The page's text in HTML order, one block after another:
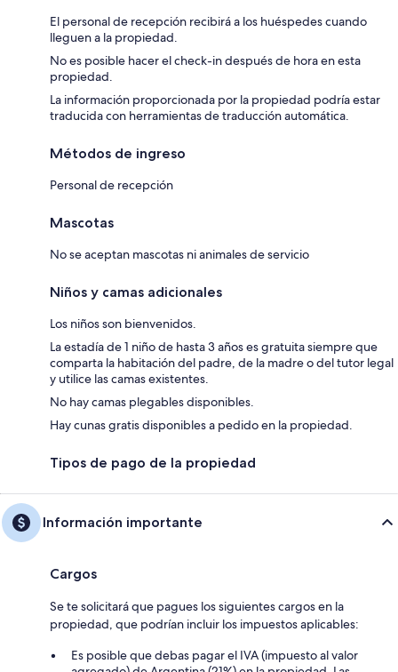
El personal de recepción recibirá a los huéspedes cuando
lleguen a la propiedad.
No es posible hacer el check-in después de hora en esta
propiedad.
La información proporcionada por la propiedad podría estar
traducida con herramientas de traducción automática.
Métodos de ingreso
Personal de recepción
Mascotas
No se aceptan mascotas ni animales de servicio
Niños y camas adicionales
Los niños son bienvenidos.
La estadía de 1 niño de hasta 3 años es gratuita siempre que
comparta la habitación del padre, de la madre o del tutor legal
y utilice las camas existentes.
No hay camas plegables disponibles.
Hay cunas gratis disponibles a pedido en la propiedad.
Tipos de pago de la propiedad
Información importante
Cargos
Se te solicitará que pagues los siguientes cargos en la
propiedad, que podrían incluir los impuestos aplicables:
Es posible que debas pagar el IVA (impuesto al valor